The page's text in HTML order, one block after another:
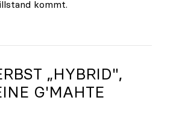
kommt.
für das Budget rückt näher“
„HYBRID",
G'MAHTE